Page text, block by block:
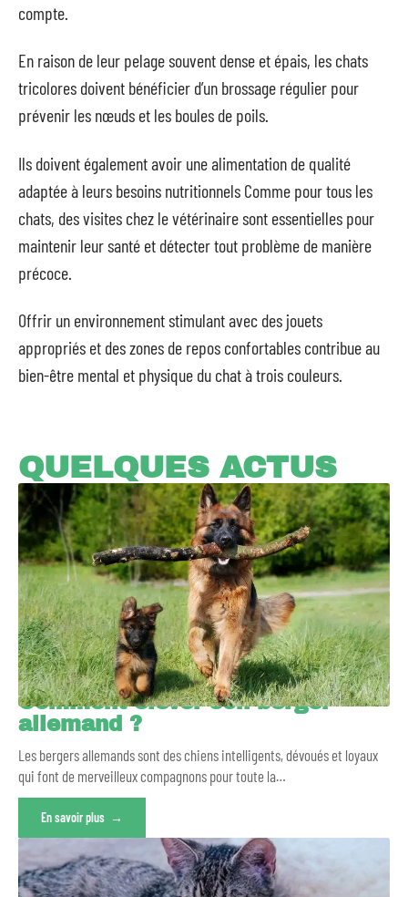
compte.
En raison de leur pelage souvent dense et épais, les chats
tricolores doivent bénéficier d’un brossage régulier pour
prévenir les nœuds et les boules de poils.
Ils doivent également avoir une alimentation de qualité
adaptée à leurs besoins nutritionnels Comme pour tous les
chats, des visites chez le vétérinaire sont essentielles pour
maintenir leur santé et détecter tout problème de manière
précoce.
Offrir un environnement stimulant avec des jouets
appropriés et des zones de repos confortables contribue au
bien-être mental et physique du chat à trois couleurs.
QUELQUES ACTUS
Comment élever son berger
allemand ?
Les bergers allemands sont des chiens intelligents, dévoués et loyaux
qui font de merveilleux compagnons pour toute la…
En savoir plus